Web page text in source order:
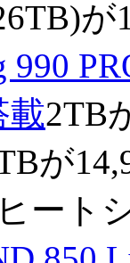
が
990
載2TB
が
ヒート